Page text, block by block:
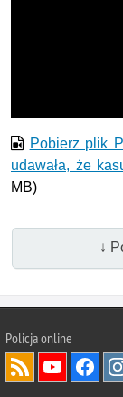
Pobierz plik
udawała, że
MB)
↓
Policja online